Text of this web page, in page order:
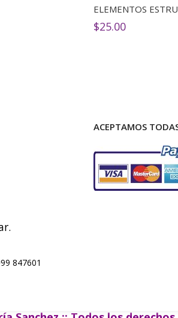
$25.00
847601
ACEPTAMOS